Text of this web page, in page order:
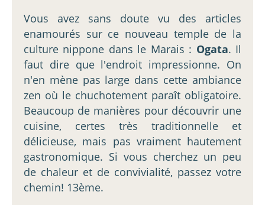
Vous avez sans doute vu des articles
enamourés sur ce nouveau temple de la
culture nippone dans le Marais : Ogata. Il
faut dire que l'endroit impressionne. On
n'en mène pas large dans cette ambiance
zen où le chuchotement paraît obligatoire.
Beaucoup de manières pour découvrir une
cuisine, certes très traditionnelle et
délicieuse, mais pas vraiment hautement
gastronomique. Si vous cherchez un peu
de chaleur et de convivialité, passez votre
chemin! 13ème.